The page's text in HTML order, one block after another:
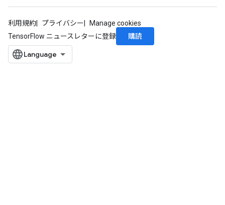
利用規約 プライバシー
Manage cookies
TensorFlow ニュースレターに登録
購読